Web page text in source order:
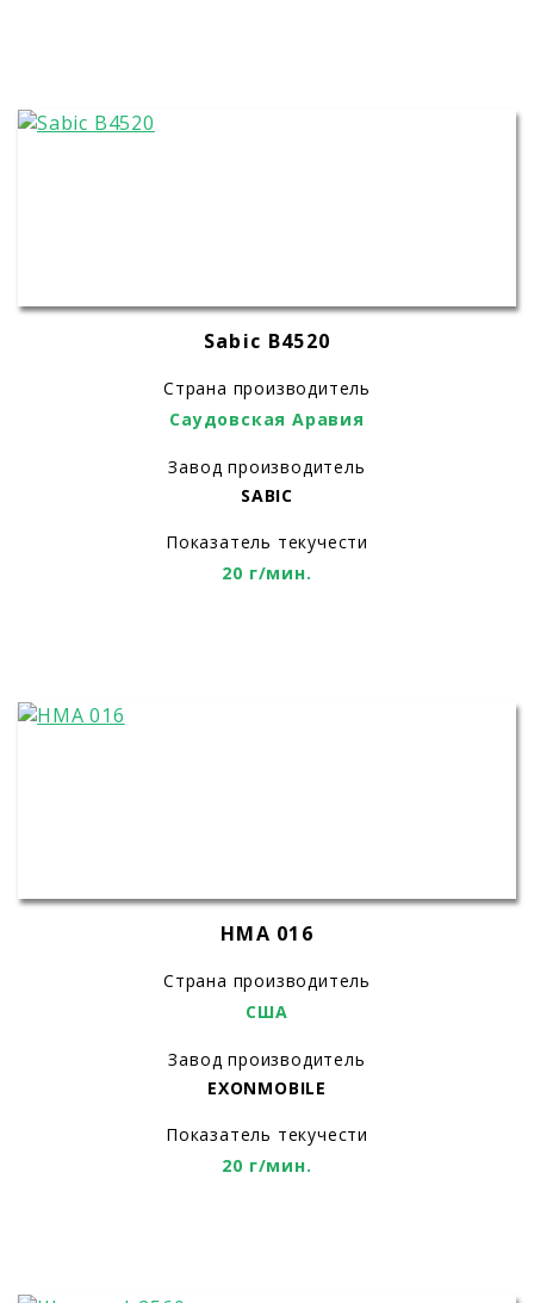
Sabic B4520
Страна производитель
Саудовская Аравия
Завод производитель
SABIC
Показатель текучести
20 г/мин.
HMA 016
Страна производитель
США
Завод производитель
EXONMOBILE
Показатель текучести
20 г/мин.